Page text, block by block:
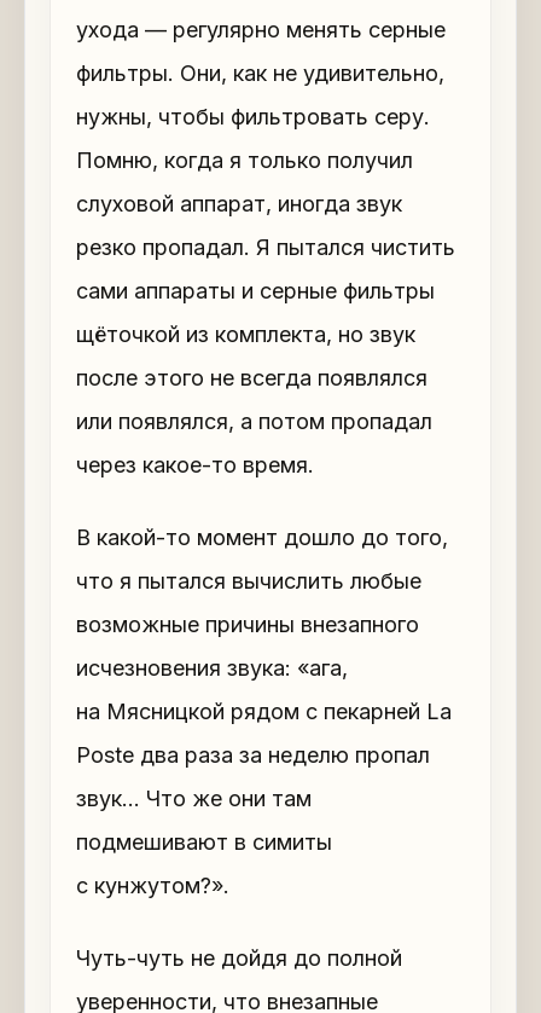
ухода — регулярно менять серные
фильтры. Они, как не удивительно,
нужны, чтобы фильтровать серу.
Помню, когда я только получил
слуховой аппарат, иногда звук
резко пропадал. Я пытался чистить
сами аппараты и серные фильтры
щёточкой из комплекта, но звук
после этого не всегда появлялся
или появлялся, а потом пропадал
через какое-то время.
В какой-то момент дошло до того,
что я пытался вычислить любые
возможные причины внезапного
исчезновения звука: «ага,
на Мясницкой рядом с пекарней La
Poste два раза за неделю пропал
звук… Что же они там
подмешивают в симиты
с кунжутом?».
Чуть-чуть не дойдя до полной
уверенности, что внезапные